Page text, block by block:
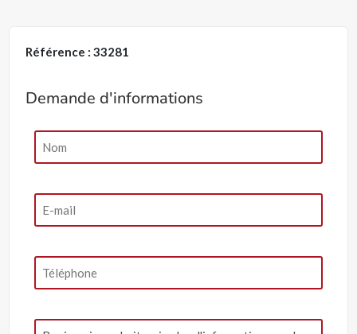
Référence : 33281
Demande d'informations